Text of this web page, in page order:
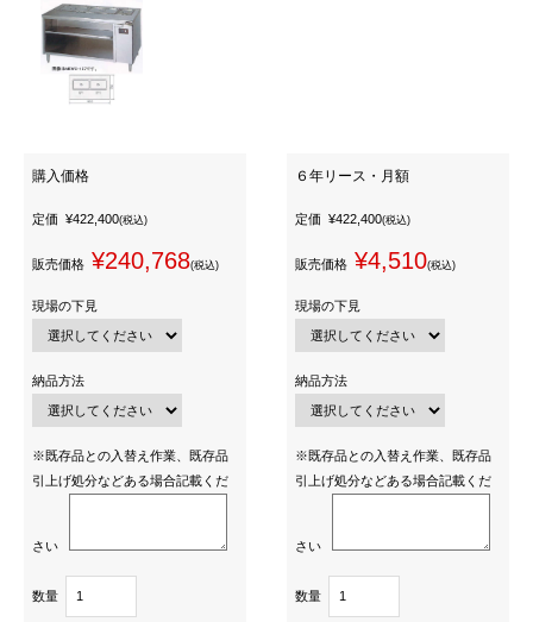
購入価格
定価 ¥422,400(税込)
販売価格 ¥240,768(税込)
現場の下見
納品方法
※既存品との入替え作業、既存品
引上げ処分などある場合記載くだ
さい
数量
６年リース・月額
定価 ¥422,400(税込)
販売価格 ¥4,510(税込)
現場の下見
納品方法
※既存品との入替え作業、既存品
引上げ処分などある場合記載くだ
さい
数量